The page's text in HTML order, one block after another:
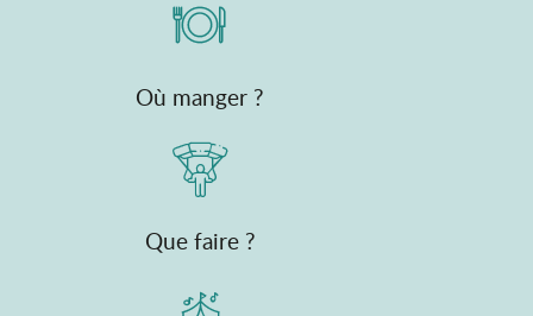
Où manger ?
Que faire ?